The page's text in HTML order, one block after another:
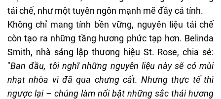
tái chế, như một tuyên ngôn mạnh mẽ đầy cá tính.
Không chỉ mang tính bền vững, nguyên liệu tái chế
còn tạo ra những tầng hương phức tạp hơn. Belinda
Smith, nhà sáng lập thương hiệu St. Rose, chia sẻ:
"Ban đầu, tôi nghĩ những nguyên liệu này sẽ có mùi
nhạt nhòa vì đã qua chưng cất. Nhưng thực tế thì
ngược lại – chúng làm nổi bật những sắc thái hương